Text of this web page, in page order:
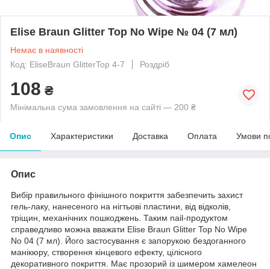
Elise Braun Glitter Top No Wipe № 04 (7 мл)
Немає в наявності
Код: EliseBraun GlitterTop 4-7
Роздріб
108 ₴
Мінімальна сума замовлення на сайті — 200 ₴
Опис Характеристики Доставка Оплата Умови
Опис
Вибір правильного фінішного покриття забезпечить захист
гель-лаку, нанесеного на нігтьові пластини, від відколів,
тріщин, механічних пошкоджень. Таким nail-продуктом
справедливо можна вважати Elise Braun Glitter Top No Wipe
No 04 (7 мл). Його застосування є запорукою бездоганного
манікюру, створення кінцевого ефекту, цілісного
декоративного покриття. Має прозорий із шимером хамелеон